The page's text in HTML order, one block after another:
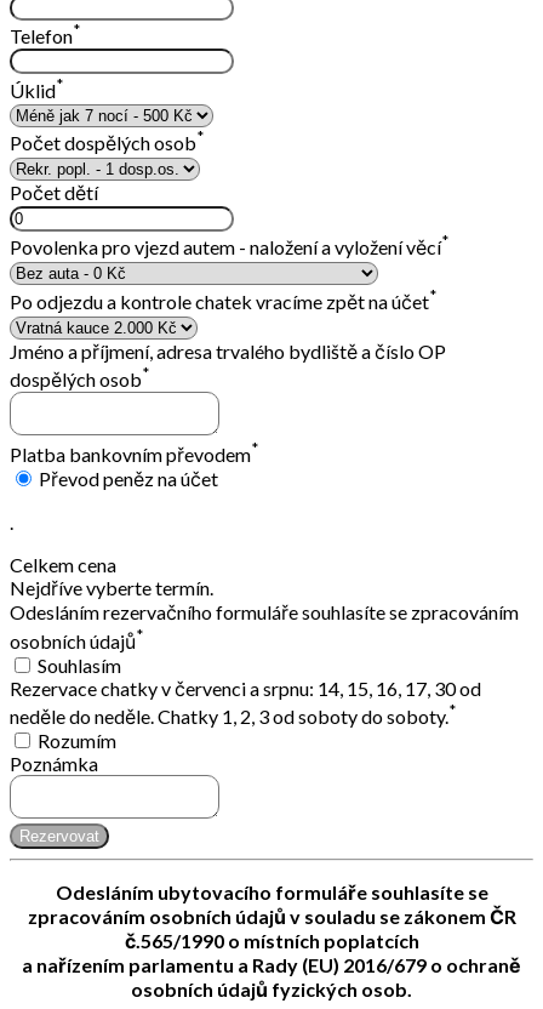
Telefon*
Úklid*
Počet dospělých osob*
Počet dětí
Povolenka pro vjezd autem - naložení a vyložení věcí*
Po odjezdu a kontrole chatek vracíme zpět na účet*
Jméno a příjmení, adresa trvalého bydliště a číslo OP
dospělých osob*
Platba bankovním převodem*
Převod peněz na účet
.
Celkem cena
Nejdříve vyberte termín.
Odesláním rezervačního formuláře souhlasíte se zpracováním
osobních údajů*
Souhlasím
Rezervace chatky v červenci a srpnu: 14, 15, 16, 17, 30 od
neděle do neděle. Chatky 1, 2, 3 od soboty do soboty.*
Rozumím
Poznámka
Rezervovat
Odesláním ubytovacího formuláře souhlasíte se
zpracováním osobních údajů v souladu se zákonem ČR
č.565/1990 o místních poplatcích
a nařízením parlamentu a Rady (EU) 2016/679 o ochraně
osobních údajů fyzických osob.